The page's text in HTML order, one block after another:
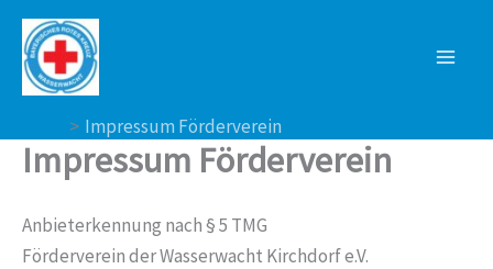
Zum
Inhalt
springen
Impressum Förderverein
Impressum Förderverein
Anbieterkennung nach § 5 TMG
Förderverein der Wasserwacht Kirchdorf e.V.